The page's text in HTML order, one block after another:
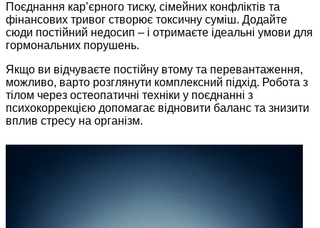
Поєднання кар’єрного тиску, сімейних конфліктів та
фінансових тривог створює токсичну суміш. Додайте
сюди постійний недосип – і отримаєте ідеальні умови для
гормональних порушень.
Якщо ви відчуваєте постійну втому та перевантаження,
можливо, варто розглянути комплексний підхід. Робота з
тілом через остеопатичні техніки у поєднанні з
психокоррекцією допомагає відновити баланс та знизити
вплив стресу на організм.